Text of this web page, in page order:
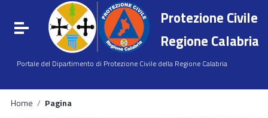
Vai ai contenuti
Vai al menu di navigazione
Vai al footer
Attiva / disattiva la navigazione
Protezione Civile
Regione Calabria
Portale del Dipartimento di Protezione Civile della Regione Calabria
Home / Pagina